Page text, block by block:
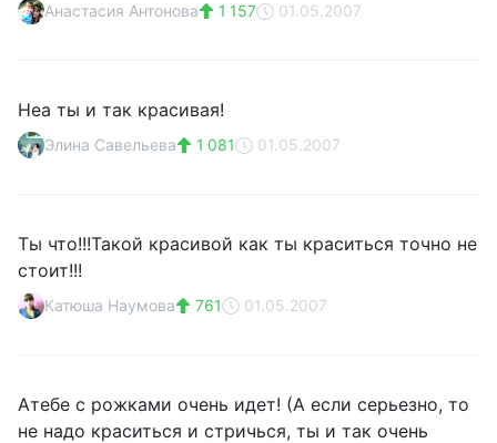
Анастасия Антонова 1 157 01.05.2007
Неа ты и так красивая!
Элина Савельева 1 081 01.05.2007
Ты что!!!Такой красивой как ты краситься точно не
стоит!!!
Катюша Наумова 761 01.05.2007
Атебе с рожками очень идет! (А если серьезно, то
не надо краситься и стричься, ты и так очень